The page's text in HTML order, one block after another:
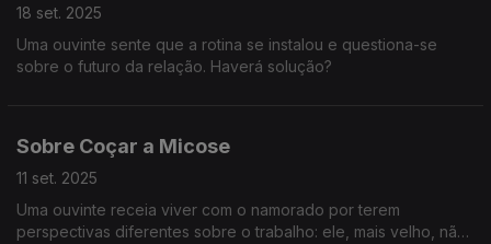
18 set. 2025
Uma ouvinte sente que a rotina se instalou e questiona-se
sobre o futuro da relação. Haverá solução?
Sobre Coçar a Micose
11 set. 2025
Uma ouvinte receia viver com o namorado por terem
perspectivas diferentes sobre o trabalho: ele, mais velho, não